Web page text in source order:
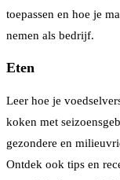
toepassen en hoe je
nemen als bedrijf.
Eten
Leer hoe je
koken met
gezondere en
Ontdek ook tips en